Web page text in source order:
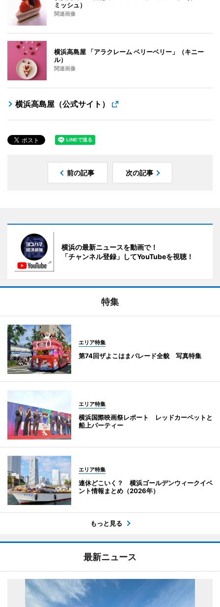
ミッシュ）
関連画像
横浜高島屋 「アラクレーム ベリーベリー」（キニー
ル）
関連画像
横浜高島屋（公式サイト）
前の記事 次の記事
横浜の最新ニュースを動画で！
「チャンネル登録」してYouTubeを視聴！
特集
エリア特集
第74回ザよこはまパレード全貌 写真特集
エリア特集
横浜国際映画祭レポート レッドカーペットと
船上パーティー
エリア特集
連休どこいく？ 横浜ゴールデンウィークイベ
ント情報まとめ（2026年）
もっと見る
最新ニュース